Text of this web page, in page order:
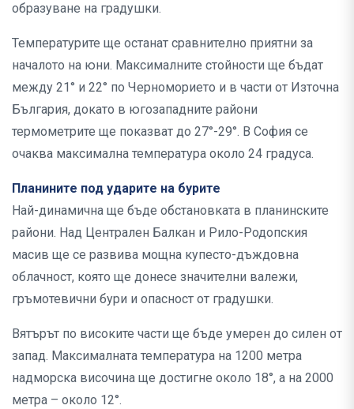
образуване на градушки.
Температурите ще останат сравнително приятни за
началото на юни. Максималните стойности ще бъдат
между 21° и 22° по Черноморието и в части от Източна
България, докато в югозападните райони
термометрите ще показват до 27°-29°. В София се
очаква максимална температура около 24 градуса.
Планините под ударите на бурите
Най-динамична ще бъде обстановката в планинските
райони. Над Централен Балкан и Рило-Родопския
масив ще се развива мощна купесто-дъждовна
облачност, която ще донесе значителни валежи,
гръмотевични бури и опасност от градушки.
Вятърът по високите части ще бъде умерен до силен от
запад. Максималната температура на 1200 метра
надморска височина ще достигне около 18°, а на 2000
метра – около 12°.